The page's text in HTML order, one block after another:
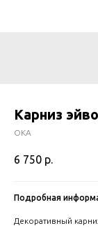
Карниз
ОКА
6 750 р.
Подробная
Декоративный